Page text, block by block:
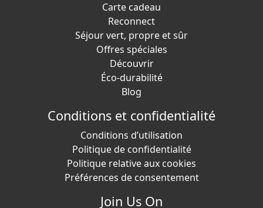
Carte cadeau
Reconnect
Séjour vert, propre et sûr
Offres spéciales
Découvrir
Éco-durabilité
Blog
Conditions et confidentialité
Conditions d’utilisation
Politique de confidentialité
Politique relative aux cookies
Préférences de consentement
Join Us On